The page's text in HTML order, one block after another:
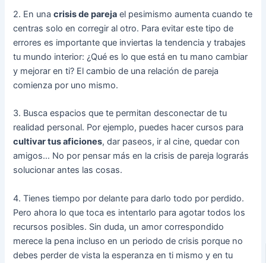
2. En unacrisis de pareja el pesimismo aumenta cuando te
centras solo en corregir al otro. Para evitar este tipo de
errores es importante que inviertas la tendencia y trabajes
tu mundo interior: ¿Qué es lo que está en tu mano cambiar
y mejorar en ti? El cambio de una relación de pareja
comienza por uno mismo.
3. Busca espacios que te permitan desconectar de tu
realidad personal. Por ejemplo, puedes hacer cursos para
cultivar tus aficiones, dar paseos, ir al cine, quedar con
amigos… No por pensar más en la crisis de pareja lograrás
solucionar antes las cosas.
4. Tienes tiempo por delante para darlo todo por perdido.
Pero ahora lo que toca es intentarlo para agotar todos los
recursos posibles. Sin duda, un amor correspondido
merece la pena incluso en un periodo de crisis porque no
debes perder de vista la esperanza en ti mismo y en tu